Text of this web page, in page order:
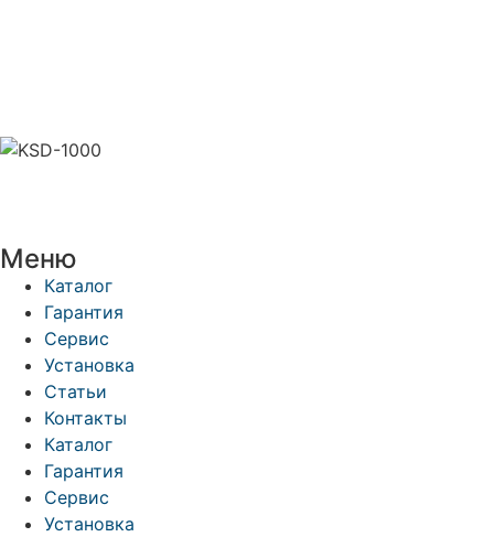
Меню
Каталог
Гарантия
Сервис
Установка
Статьи
Контакты
Каталог
Гарантия
Сервис
Установка